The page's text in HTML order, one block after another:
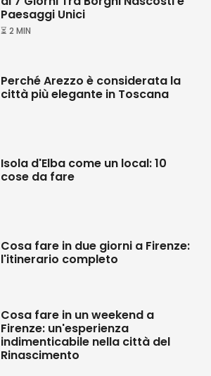
Paesaggi Unici
⏳ 2 MIN
Perché Arezzo è considerata la
città più elegante in Toscana
Isola d'Elba come un local: 10
cose da fare
Cosa fare in due giorni a Firenze:
l'itinerario completo
Cosa fare in un weekend a
Firenze: un'esperienza
indimenticabile nella città del
Rinascimento